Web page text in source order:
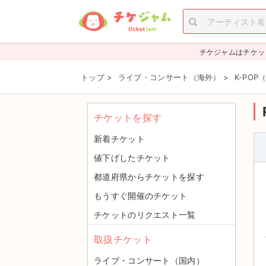
チケジャムはチケ
トップ > ライブ・コンサート（海外） > K-POP
チケットを探す
新着チケット
値下げしたチケット
都道府県からチケットを探す
もうすぐ開催のチケット
チケットのリクエスト一覧
取扱チケット
ライブ・コンサート（国内）